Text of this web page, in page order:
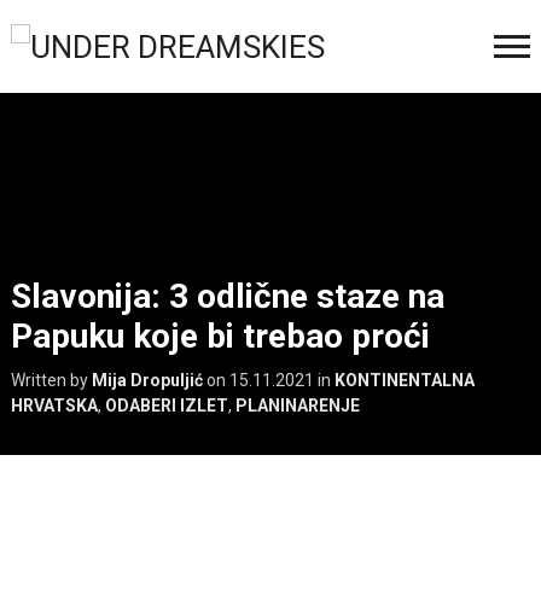
Slavonija: 3 odlične staze na
Papuku koje bi trebao proći
Written by Mija Dropuljićon 15.11.2021 in KONTINENTALNA
HRVATSKA, ODABERI IZLET, PLANINARENJE